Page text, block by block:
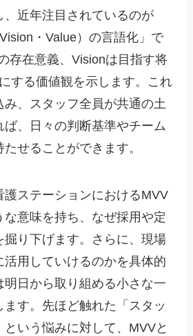
、近年注目されているのが
・Value）の言語化」で
存在意義、Visionは目指す将
する価値観を示します。これ
み、スタッフ全員が共通の土
ば、日々の判断基準やチーム
せることができます。
護ステーションにおけるMVV
意味を持ち、なぜ採用や定
掘り下げます。さらに、現場
活用していけるのかを具体的
明日から取り組める小さな一
す。先ほど触れた「スタッ
いう悩みに対して、MVVと